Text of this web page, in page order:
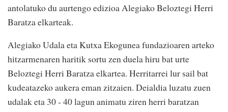
antolatuko du aurtengo edizioa Alegiako Beloztegi Herri
Baratza elkarteak.
Alegiako Udala eta Kutxa Ekogunea fundazioaren arteko
hitzarmenaren haritik sortu zen duela hiru bat urte
Beloztegi Herri Baratza elkartea. Herritarrei lur sail bat
kudeatazeko aukera eman zitzaien. Deialdia luzatu zuen
udalak eta 30 - 40 lagun animatu ziren herri baratzan